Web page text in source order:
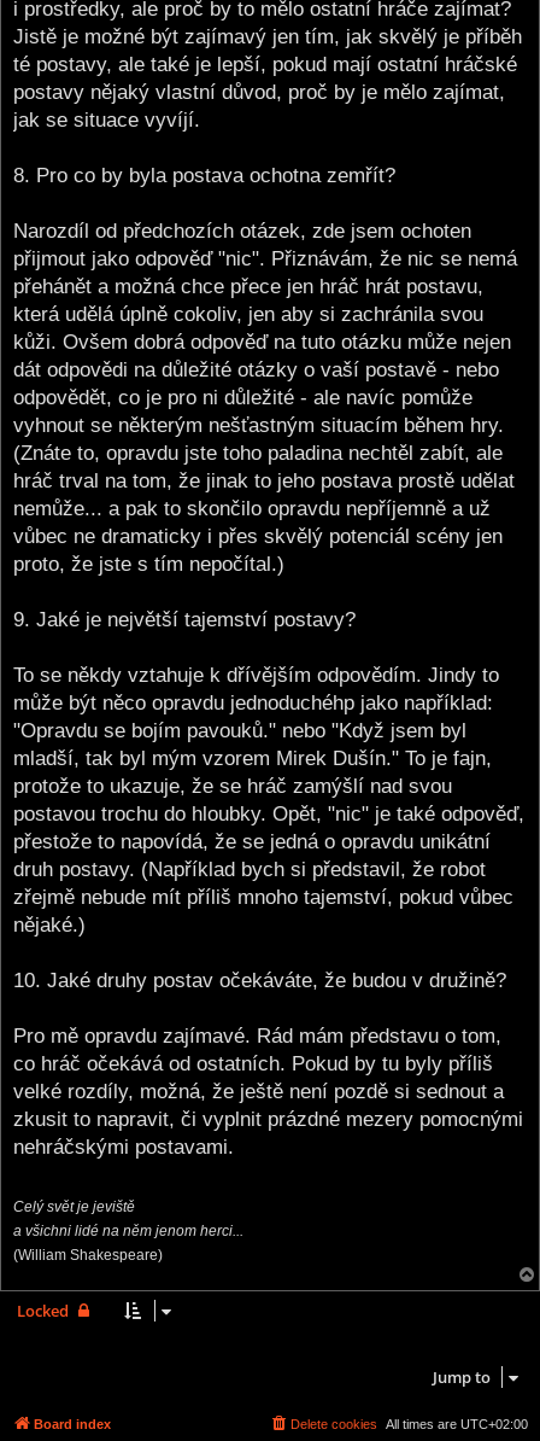
i prostředky, ale proč by to mělo ostatní hráče zajímat?
Jistě je možné být zajímavý jen tím, jak skvělý je příběh
té postavy, ale také je lepší, pokud mají ostatní hráčské
postavy nějaký vlastní důvod, proč by je mělo zajímat,
jak se situace vyvíjí.
8. Pro co by byla postava ochotna zemřít?
Narozdíl od předchozích otázek, zde jsem ochoten
přijmout jako odpověď "nic". Přiznávám, že nic se nemá
přehánět a možná chce přece jen hráč hrát postavu,
která udělá úplně cokoliv, jen aby si zachránila svou
kůži. Ovšem dobrá odpověď na tuto otázku může nejen
dát odpovědi na důležité otázky o vaší postavě - nebo
odpovědět, co je pro ni důležité - ale navíc pomůže
vyhnout se některým nešťastným situacím během hry.
(Znáte to, opravdu jste toho paladina nechtěl zabít, ale
hráč trval na tom, že jinak to jeho postava prostě udělat
nemůže... a pak to skončilo opravdu nepříjemně a už
vůbec ne dramaticky i přes skvělý potenciál scény jen
proto, že jste s tím nepočítal.)
9. Jaké je největší tajemství postavy?
To se někdy vztahuje k dřívějším odpovědím. Jindy to
může být něco opravdu jednoduchéhp jako například:
"Opravdu se bojím pavouků." nebo "Když jsem byl
mladší, tak byl mým vzorem Mirek Dušín." To je fajn,
protože to ukazuje, že se hráč zamýšlí nad svou
postavou trochu do hloubky. Opět, "nic" je také odpověď,
přestože to napovídá, že se jedná o opravdu unikátní
druh postavy. (Například bych si představil, že robot
zřejmě nebude mít příliš mnoho tajemství, pokud vůbec
nějaké.)
10. Jaké druhy postav očekáváte, že budou v družině?
Pro mě opravdu zajímavé. Rád mám představu o tom,
co hráč očekává od ostatních. Pokud by tu byly příliš
velké rozdíly, možná, že ještě není pozdě si sednout a
zkusit to napravit, či vyplnit prázdné mezery pomocnými
nehráčskými postavami.
Celý svět je jeviště
a všichni lidé na něm jenom herci...
(William Shakespeare)
Locked
Jump to
Board index All times are UTC+02:00
Delete cookies